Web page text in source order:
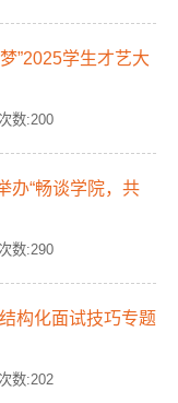
”2025学生才艺大
数:200
办“畅谈学院，共
数:290
构化面试技巧专题
数:202